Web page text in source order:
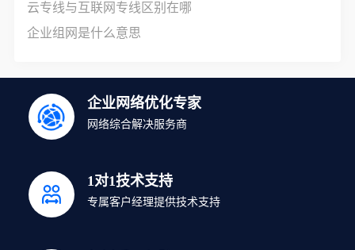
云专线与互联网专线区别在哪
企业组网是什么意思
企业网络优化专家
网络综合解决服务商
1对1技术支持
专属客户经理提供技术支持